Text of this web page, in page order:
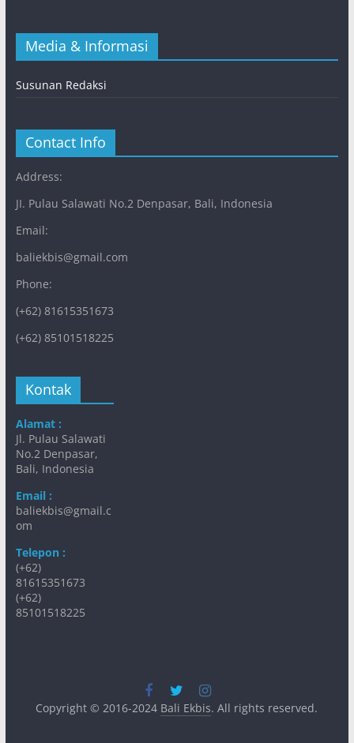
Media & Informasi
Susunan Redaksi
Contact Info
Address:
JI. Pulau Salawati No.2 Denpasar, Bali, Indonesia
Email:
baliekbis@gmail.com
Phone:
(+62) 81615351673
(+62) 85101518225
Kontak
Alamat :
Jl. Pulau Salawati
No.2 Denpasar,
Bali, Indonesia
Email :
baliekbis@gmail.c
om
Telepon :
(+62)
81615351673
(+62)
85101518225
Copyright © 2016-2024 Bali Ekbis. All rights reserved.